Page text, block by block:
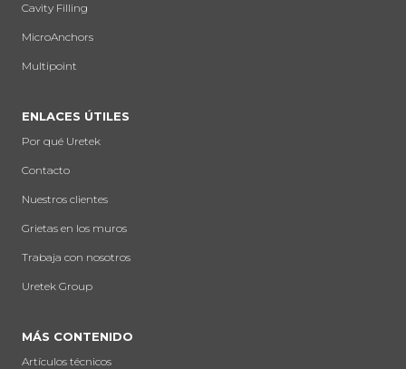
Cavity Filling
MicroAnchors
Multipoint
ENLACES ÚTILES
Por qué Uretek
Contacto
Nuestros clientes
Grietas en los muros
Trabaja con nosotros
Uretek Group
MÁS CONTENIDO
Artículos técnicos